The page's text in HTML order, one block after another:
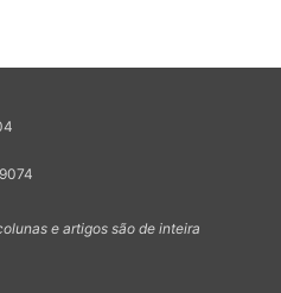
e artigos são de inteira